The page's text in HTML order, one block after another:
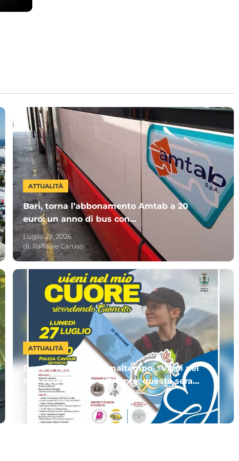
ATTUALITÀ
Bari, torna l’abbonamento Amtab a 20
euro: un anno di bus con
“MUVTinBUS365”. Chi può sottoscriverlo
Luglio 29, 2026
di:Raffaele Caruso
ATTUALITÀ
Dopo il rinvio per il maltempo, “Vieni nel
mio cuore” torna a Bitonto: questa sera
l’evento dedicato a Gianvito
Luglio 27, 2026
Claudia Santoro